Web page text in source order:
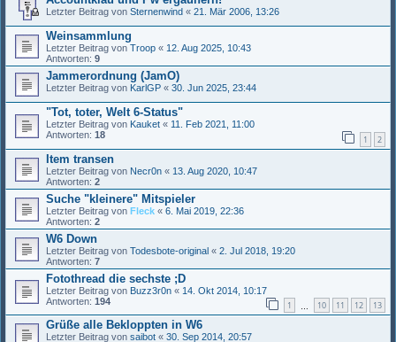
Letzter Beitrag von Sternenwind « 21. Mär 2006, 13:26
Weinsammlung
Letzter Beitrag von Troop « 12. Aug 2025, 10:43
Antworten: 9
Jammerordnung (JamO)
Letzter Beitrag von KarlGP « 30. Jun 2025, 23:44
"Tot, toter, Welt 6-Status"
Letzter Beitrag von Kauket « 11. Feb 2021, 11:00
Antworten: 18 1 2
Item transen
Letzter Beitrag von Necr0n « 13. Aug 2020, 10:47
Antworten: 2
Suche "kleinere" Mitspieler
Letzter Beitrag von Fleck « 6. Mai 2019, 22:36
Antworten: 2
W6 Down
Letzter Beitrag von Todesbote-original « 2. Jul 2018, 19:20
Antworten: 7
Fotothread die sechste ;D
Letzter Beitrag von Buzz3r0n « 14. Okt 2014, 10:17
Antworten: 194 1 10 11 12 13
Grüße alle Bekloppten in W6
Letzter Beitrag von saibot « 30. Sep 2014, 20:57